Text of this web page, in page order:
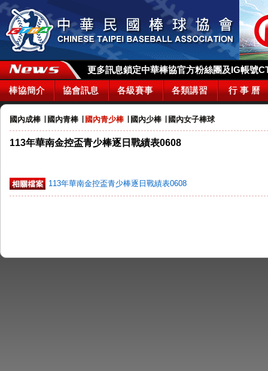
更多訊息鎖定中華棒協官方粉絲團及IG帳號
棒協簡介 協會訊息 各級賽事 各類講習 行 事 曆
國內成棒 國內青棒 國內青少棒 國內少棒 國內女子棒球
113年華南金控盃青少棒逐日戰績表0608
113年華南金控盃青少棒逐日戰績表0608